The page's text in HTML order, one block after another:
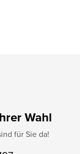
Wahl
für Sie da!